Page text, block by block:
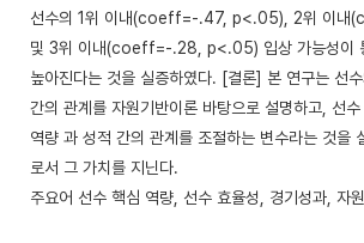
선수의 1위 이내(coeff=-.47, p<.05), 2위 이
및 3위 이내(coeff=-.28, p<.05) 입상 가능성이
높아진다는 것을 실증하였다. [결론] 본 연구는 선
간의 관계를 자원기반이론 바탕으로 설명하고, 선
역량 과 성적 간의 관계를 조절하는 변수라는 것을
로서 그 가치를 지닌다.
주요어 선수 핵심 역량, 선수 효율성, 경기성과, 자